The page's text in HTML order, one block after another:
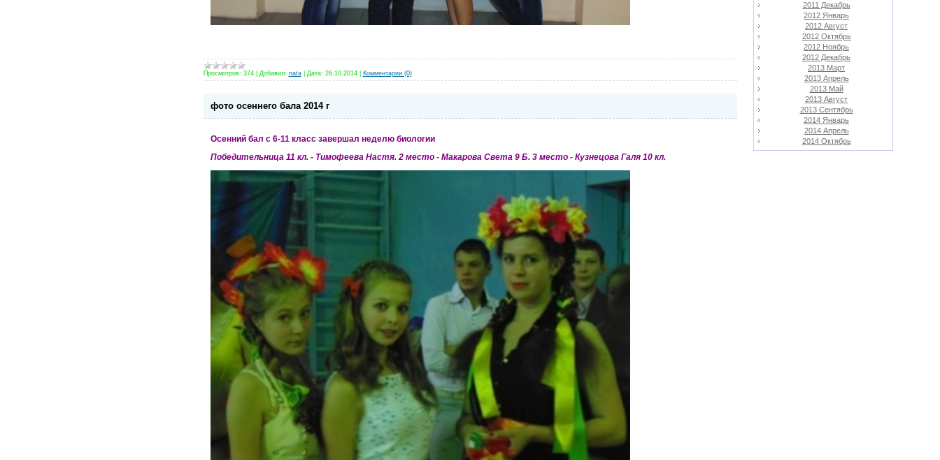
Просмотров: 374 Добавил: nata Дата: 26.10.2014 Комментарии (0)
фото осеннего бала 2014 г
Осенний бал с 6-11 класс завершал неделю биологии
Победительница 11 кл. - Тимофеева Настя. 2 место - Макарова Света 9 Б. 3 место - Кузнецова Галя 10 кл.
2011 Декабрь
2012 Январь
2012 Август
2012 Октябрь
2012 Ноябрь
2012 Декабрь
2013 Март
2013 Апрель
2013 Май
2013 Август
2013 Сентябрь
2014 Январь
2014 Апрель
2014 Октябрь